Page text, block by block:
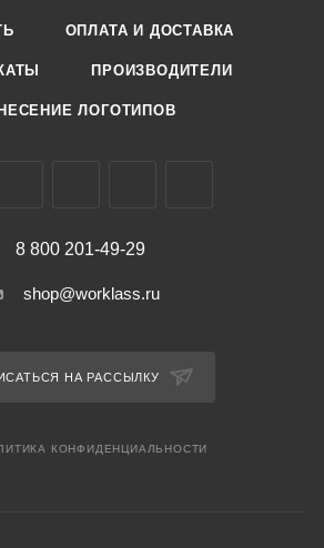
ОПЛАТА И ДОСТАВКА
ПРОИЗВОДИТЕЛИ
ЛОГОТИПОВ
8 800 201-49-29
shop@worklass.ru
НА РАССЫЛКУ
КОНФИДЕНЦИАЛЬНОСТИ